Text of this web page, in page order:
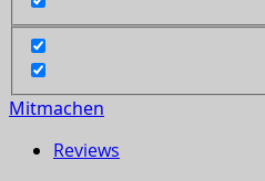
Mitmachen
Reviews